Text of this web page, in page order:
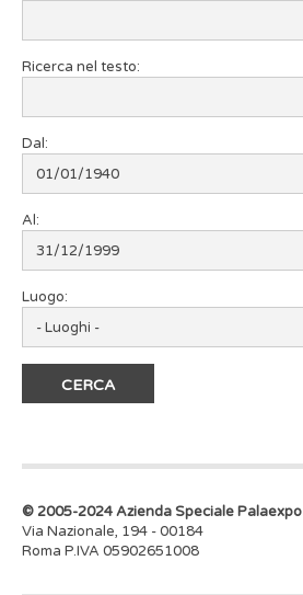
Ricerca nel testo:
Dal:
Al:
Luogo:
© 2005-2024 Azienda Speciale Palaexpo
Via Nazionale, 194 - 00184
Roma P.IVA 05902651008